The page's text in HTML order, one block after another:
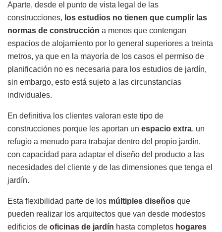
Aparte, desde el punto de vista legal de las
construcciones, los estudios no tienen que cumplir las
normas de construcción a menos que contengan
espacios de alojamiento por lo general superiores a treinta
metros, ya que en la mayoría de los casos el permiso de
planificación no es necesaria para los estudios de jardín,
sin embargo, esto está sujeto a las circunstancias
individuales.
En definitiva los clientes valoran este tipo de
construcciones porque les aportan un espacio extra, un
refugio a menudo para trabajar dentro del propio jardín,
con capacidad para adaptar el diseño del producto a las
necesidades del cliente y de las dimensiones que tenga el
jardín.
Esta flexibilidad parte de los múltiples diseños que
pueden realizar los arquitectos que van desde modestos
edificios de oficinas de jardín hasta completos hogares